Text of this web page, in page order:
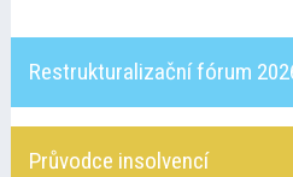
Restrukturalizační fórum
Průvodce insolvencí